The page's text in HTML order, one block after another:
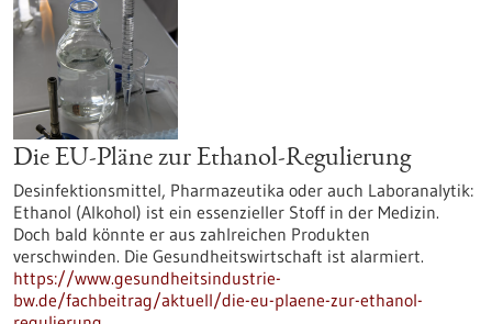
Die EU-Pläne zur Ethanol-Regulierung
Desinfektionsmittel, Pharmazeutika oder auch Laboranalytik:
Ethanol (Alkohol) ist ein essenzieller Stoff in der Medizin.
Doch bald könnte er aus zahlreichen Produkten
verschwinden. Die Gesundheitswirtschaft ist alarmiert.
https://www.gesundheitsindustrie-
bw.de/fachbeitrag/aktuell/die-eu-plaene-zur-ethanol-